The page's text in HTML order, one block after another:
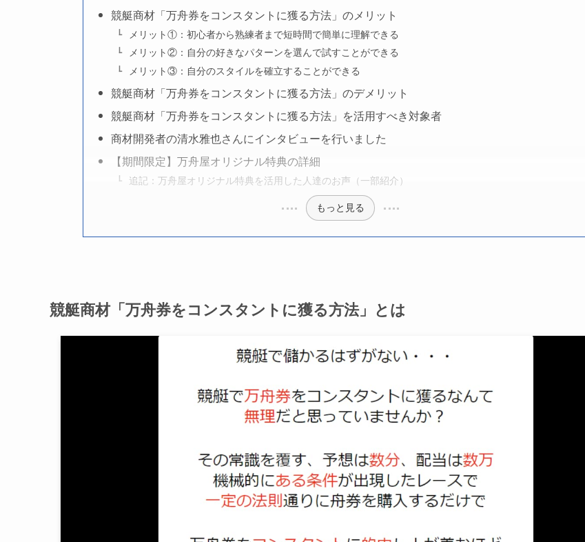
競艇商材「万舟券をコンスタントに獲る方法」のメリット
メリット①：初心者から熟練者まで短時間で簡単に理解できる
メリット②：自分の好きなパターンを選んで試すことができる
メリット③：自分のスタイルを確立することができる
競艇商材「万舟券をコンスタントに獲る方法」のデメリット
競艇商材「万舟券をコンスタントに獲る方法」を活用すべき対象者
商材開発者の清水雅也さんにインタビューを行いました
【期間限定】万舟屋オリジナル特典の詳細
追記：万舟屋オリジナル特典を活用した人達のお声（一部紹介）
もっと見る
競艇商材「万舟券をコンスタントに獲る方法」とは